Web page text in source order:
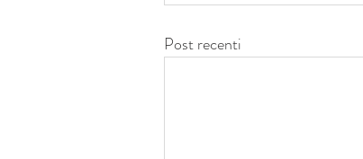
Post recenti